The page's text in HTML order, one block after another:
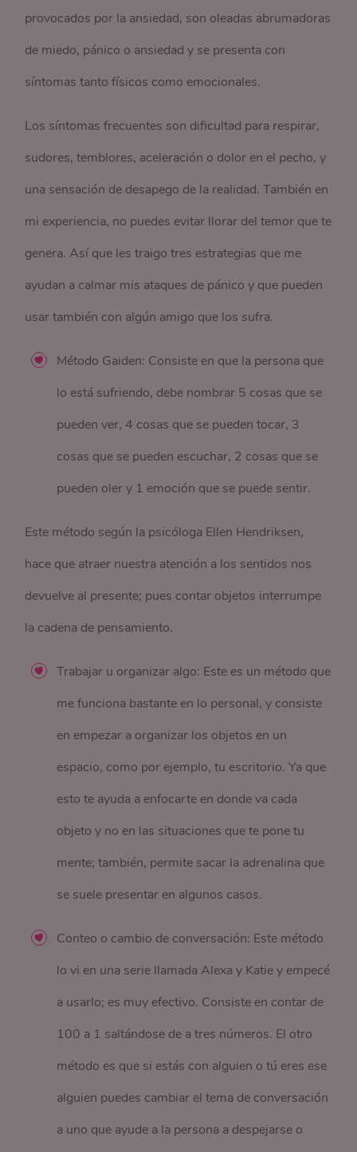
provocados por la ansiedad, son oleadas abrumadoras
de miedo, pánico o ansiedad y se presenta con
síntomas tanto físicos como emocionales.
Los síntomas frecuentes son dificultad para respirar,
sudores, temblores, aceleración o dolor en el pecho, y
una sensación de desapego de la realidad. También en
mi experiencia, no puedes evitar llorar del temor que te
genera. Así que les traigo tres estrategias que me
ayudan a calmar mis ataques de pánico y que pueden
usar también con algún amigo que los sufra.
Método Gaiden: Consiste en que la persona que
lo está sufriendo, debe nombrar 5 cosas que se
pueden ver, 4 cosas que se pueden tocar, 3
cosas que se pueden escuchar, 2 cosas que se
pueden oler y 1 emoción que se puede sentir.
Este método según la psicóloga Ellen Hendriksen,
hace que atraer nuestra atención a los sentidos nos
devuelve al presente; pues contar objetos interrumpe
la cadena de pensamiento.
Trabajar u organizar algo: Este es un método que
me funciona bastante en lo personal, y consiste
en empezar a organizar los objetos en un
espacio, como por ejemplo, tu escritorio. Ya que
esto te ayuda a enfocarte en donde va cada
objeto y no en las situaciones que te pone tu
mente; también, permite sacar la adrenalina que
se suele presentar en algunos casos.
Conteo o cambio de conversación: Este método
lo vi en una serie llamada Alexa y Katie y empecé
a usarlo; es muy efectivo. Consiste en contar de
100 a 1 saltándose de a tres números. El otro
método es que si estás con alguien o tú eres ese
alguien puedes cambiar el tema de conversación
a uno que ayude a la persona a despejarse o